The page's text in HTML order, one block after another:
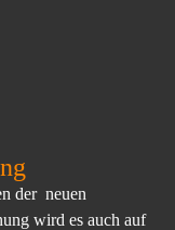
der neuen
wird es auch auf